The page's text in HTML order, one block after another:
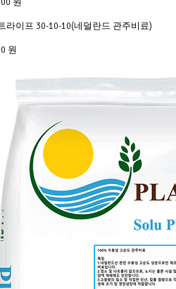
라이프 30-10-10(네덜란드 관주비료)
원